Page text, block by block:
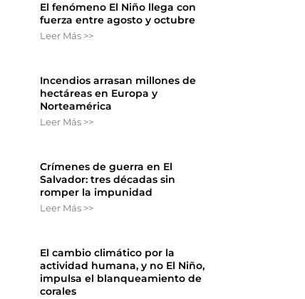
El fenómeno El Niño llega con
fuerza entre agosto y octubre
Leer Más >>
Incendios arrasan millones de
hectáreas en Europa y
Norteamérica
Leer Más >>
Crímenes de guerra en El
Salvador: tres décadas sin
romper la impunidad
Leer Más >>
El cambio climático por la
actividad humana, y no El Niño,
impulsa el blanqueamiento de
corales